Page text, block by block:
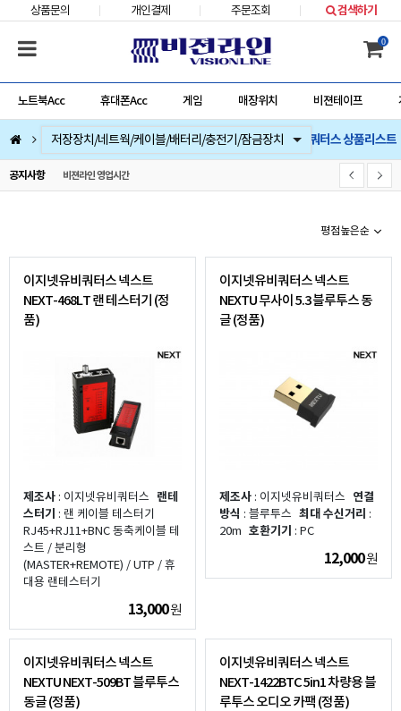
상품문의 개인결제 주문조회 검색하기
0
노트북Acc 휴대폰Acc 게임 매장위치 비젼테이프
컴퓨터부품
베스트 상품
컴퓨터주변기기
저장장치/네트웍/케이블/배터리/충전기/잠금장치
마우스/키보드/키패드/패드/번지/덕/손목받침대/타블렛
스피커/이어폰/헤드셋/거치대/마이크
게임
노트북Acc
게임슬라이더
휴대폰Acc 이지넷유비쿼터스 상품리스트
공지사항 비젼라인 영업시간
평점높은순
이지넷유비쿼터스 넥스트
NEXT-468LT 랜 테스터기 (정
품)
제조사 : 이지넷유비쿼터스 랜테
스터기 : 랜 케이블 테스터기
RJ45+RJ11+BNC 동축케이블 테
스트 / 분리형
(MASTER+REMOTE) / UTP / 휴
대용 랜테스터기
13,000원
이지넷유비쿼터스 넥스트
NEXTU 무사이 5.3 블루투스 동
글 (정품)
제조사 : 이지넷유비쿼터스 연결
방식 : 블루투스 최대 수신거리 :
20m 호환기기 : PC
12,000원
이지넷유비쿼터스 넥스트
NEXTU NEXT-509BT 블루투스
동글 (정품)
이지넷유비쿼터스 넥스트
NEXT-1422BTC 5in1 차량용 블
루투스 오디오 카팩 (정품)